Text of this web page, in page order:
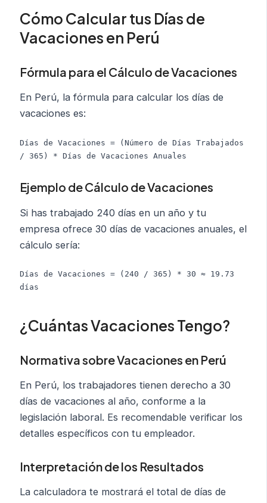
Cómo Calcular tus Días de
Vacaciones en Perú
Fórmula para el Cálculo de Vacaciones
En Perú, la fórmula para calcular los días de
vacaciones es:
Días de Vacaciones = (Número de Días Trabajados
/ 365) * Días de Vacaciones Anuales
Ejemplo de Cálculo de Vacaciones
Si has trabajado 240 días en un año y tu
empresa ofrece 30 días de vacaciones anuales, el
cálculo sería:
Días de Vacaciones = (240 / 365) * 30 ≈ 19.73
días
¿Cuántas Vacaciones Tengo?
Normativa sobre Vacaciones en Perú
En Perú, los trabajadores tienen derecho a 30
días de vacaciones al año, conforme a la
legislación laboral. Es recomendable verificar los
detalles específicos con tu empleador.
Interpretación de los Resultados
La calculadora te mostrará el total de días de